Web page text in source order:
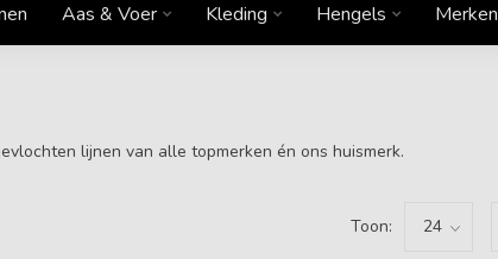
Aas & Voer Kleding Hengels Merken
lijnen van alle topmerken én ons huismerk.
Toon: